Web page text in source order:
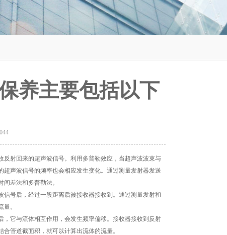
养主要包括以下
射回来的超声波信号。利用多普勒效应，当超声波波束与
声波信号的频率也会相应发生变化。通过测量发射器发送
差法和多普勒法。
号后，经过一段距离后被接收器接收到。通过测量发射和
。
它与流体相互作用，会发生频率偏移。接收器接收到反射
管道截面积，就可以计算出流体的流量。